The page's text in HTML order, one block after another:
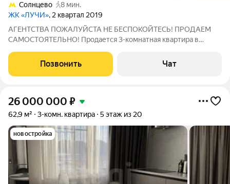
Солнцево
8 мин.
ЖК «ЛУЧИ», 2 квартал 2019
АГЕНТСТВА ПОЖАЛУЙСТА НЕ БЕСПОКОЙТЕСЬ! ПРОДАЕМ
САМОСТОЯТЕЛЬНО! Продается 3-комнатная квартира в
можно сразу заезжать и жить. Квартира находится в ЖК ЛУЧИ,
Позвонить Чат
26 000 000 ₽
62,9 м² 3-комн. квартира 5 этаж из 20
новостройка